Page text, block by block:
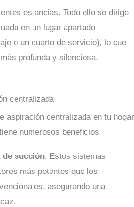
estancias. Todo ello se dirige
en un lugar apartado
o un cuarto de servicio), lo que
profunda y silenciosa.
centralizada
aspiración centralizada en tu hogar
tiene numerosos beneficios:
de succión: Estos sistemas
más potentes que los
asegurando una